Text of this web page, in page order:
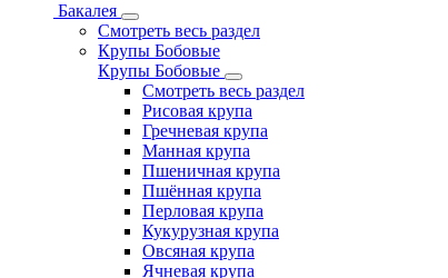
Бакалея
Смотреть весь раздел
Крупы Бобовые
Крупы Бобовые
Смотреть весь раздел
Рисовая крупа
Гречневая крупа
Манная крупа
Пшеничная крупа
Пшённая крупа
Перловая крупа
Кукурузная крупа
Овсяная крупа
Ячневая крупа